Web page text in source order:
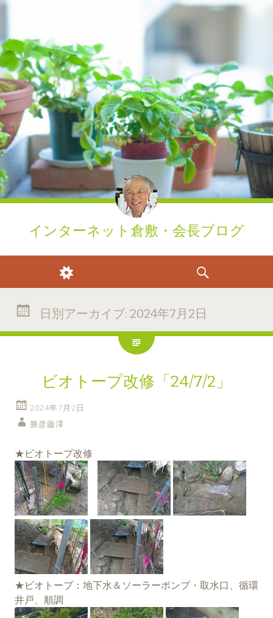
インターネット倉敷・会長ブログ
ウィジェット
日別アーカイブ: 2024年7月2日
ビオトープ改修「24/7/2」
2024年7月2日
勝彦藤澤
★ビオトープ改修
★ビオトープ：地下水＆ソーラーポンプ・取水口、循環
井戸、順調